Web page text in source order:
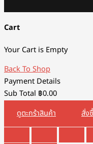
Cart
Your Cart is Empty
Back To Shop
Payment Details
Sub Total ฿0.00
ดูตะกร้าสินค้า
สั่ง